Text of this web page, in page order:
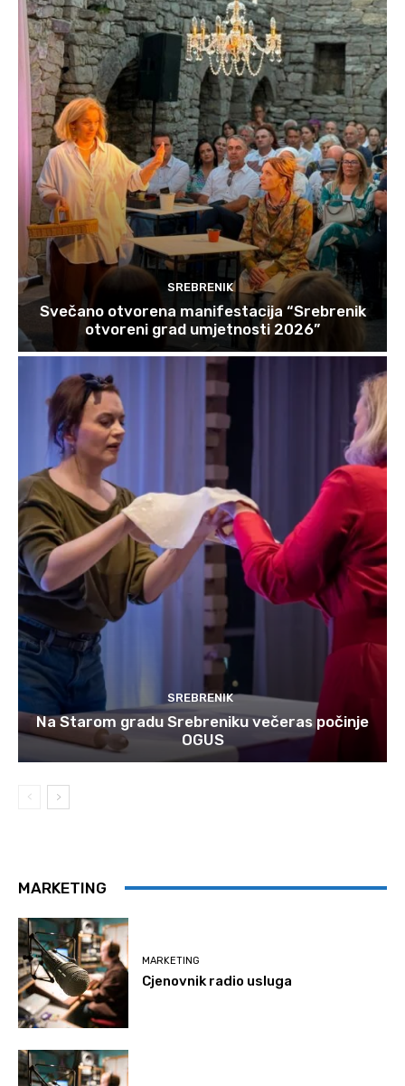
SREBRENIK
Svečano otvorena manifestacija “Srebrenik
otvoreni grad umjetnosti 2026”
SREBRENIK
Na Starom gradu Srebreniku večeras počinje
OGUS
MARKETING
MARKETING
Cjenovnik radio usluga